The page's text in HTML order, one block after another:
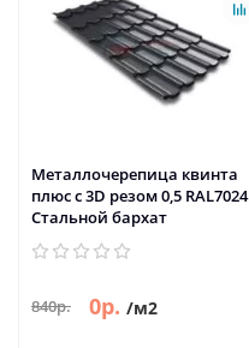
Металлочерепица квинта
плюс c 3D резом 0,5 RAL7024
Стальной бархат
840р. 0р. /м2